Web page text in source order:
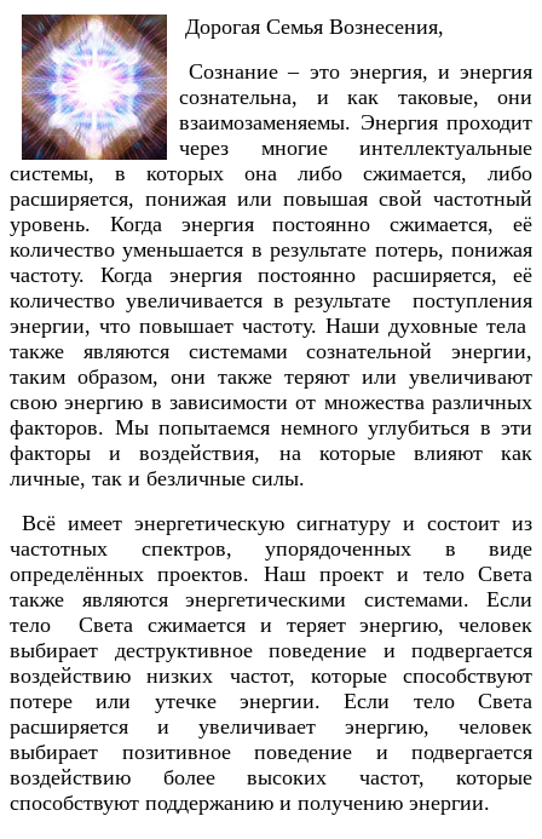
Дорогая Семья Вознесения,
Сознание – это энергия, и энергия
сознательна, и как таковые, они
взаимозаменяемы. Энергия проходит
через многие интеллектуальные
системы, в которых она либо сжимается, либо
расширяется, понижая или повышая свой частотный
уровень. Когда энергия постоянно сжимается, её
количество уменьшается в результате потерь, понижая
частоту. Когда энергия постоянно расширяется, её
количество увеличивается в результате поступления
энергии, что повышает частоту. Наши духовные тела
также являются системами сознательной энергии,
таким образом, они также теряют или увеличивают
свою энергию в зависимости от множества различных
факторов. Мы попытаемся немного углубиться в эти
факторы и воздействия, на которые влияют как
личные, так и безличные силы.
Всё имеет энергетическую сигнатуру и состоит из
частотных спектров, упорядоченных в виде
определённых проектов. Наш проект и тело Света
также являются энергетическими системами. Если
тело Света сжимается и теряет энергию, человек
выбирает деструктивное поведение и подвергается
воздействию низких частот, которые способствуют
потере или утечке энергии. Если тело Света
расширяется и увеличивает энергию, человек
выбирает позитивное поведение и подвергается
воздействию более высоких частот, которые
способствуют поддержанию и получению энергии.